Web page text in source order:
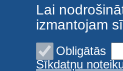
Lai
izmantojam
Obligātās
Sīkdatņu